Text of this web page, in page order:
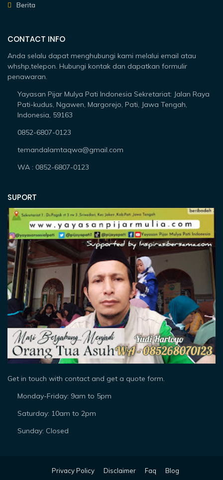
Berita
CONTACT INFO
Anda selalu dapat menghubungi kami melalui email atau
whshp,telepon. Hubungi kontak dan dapatkan formulir
penawaran.
Yayasan Pijar Mulya Pati Indonesia Sekretariat: Jalan Raya
Pati-kudus, Ngawen, Margorejo, Pati, Jawa Tengah,
Indonesia, 59163
0852-6807-0123
temandalamtaqwa@gmail.com
WA : 0852-6807-0123
SUPORT
Get in touch with contact and get a quote form.
Monday-Friday: 9am to 5pm
Saturday: 10am to 2pm
Sunday: Closed
Privacy Policy Disclaimer Faq Blog